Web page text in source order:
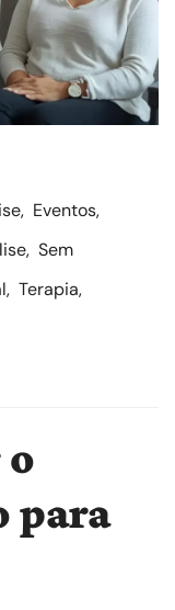
, Eventos,
, Sem
, Terapia,
para